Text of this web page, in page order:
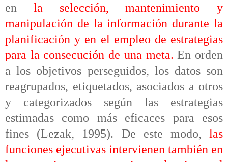
en la selección, mantenimiento y
manipulación de la información durante la
planificación y en el empleo de estrategias
para la consecución de una meta. En orden
a los objetivos perseguidos, los datos son
reagrupados, etiquetados, asociados a otros
y categorizados según las estrategias
estimadas como más eficaces para esos
fines (Lezak, 1995). De este modo, las
funciones ejecutivas intervienen también en